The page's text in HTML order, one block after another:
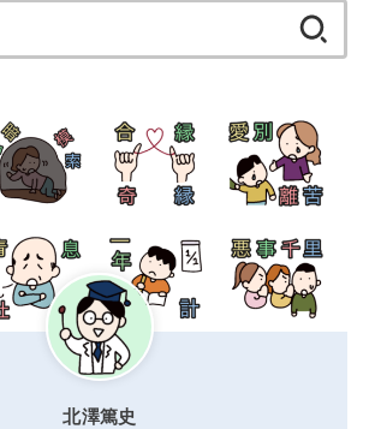
索:
北澤篤史